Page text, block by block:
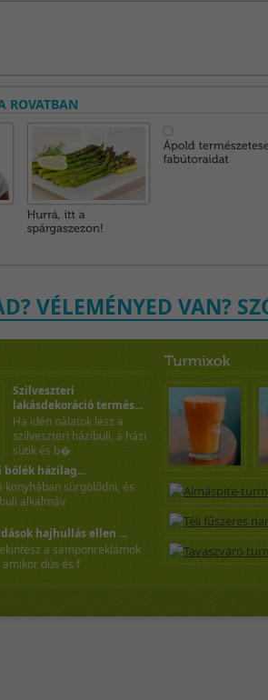
ROVATBAN
VÉLEMÉNYED VAN?
Szilveszteri
lakásdekoráció termés...
Ha idén nálatok lesz a
szilveszteri házibuli, a házi
sütik és b�
bólék házilag...
konyhában sürgölődni, és
alkalmáv
hajhullás ellen ...
a samponreklámok
dús és f